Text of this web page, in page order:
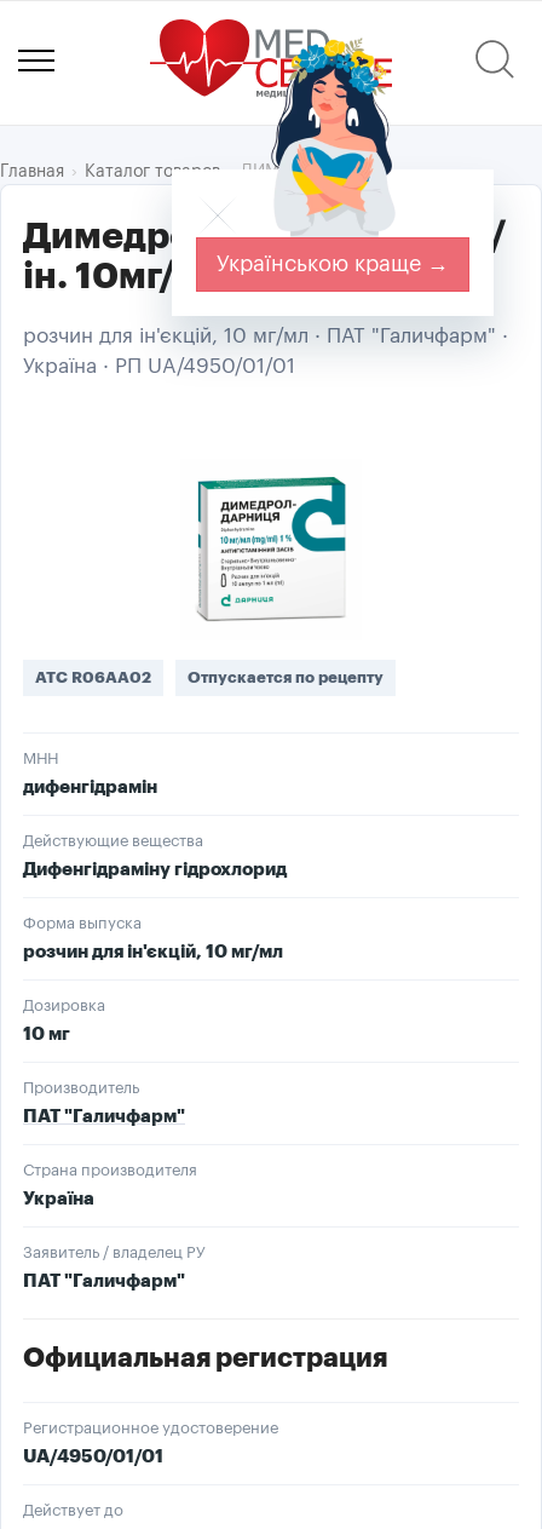
Главная Каталог товаров ДИМЕДРОЛ
Димедрол-Дарниця р-н д/
ін. 10мг/мл амп. 1мл №10
розчин для ін'єкцій, 10 мг/мл · ПАТ "Галичфарм" ·
Україна · РП UA/4950/01/01
ATC R06AA02 Отпускается по рецепту
МНН
дифенгідрамін
Действующие вещества
Дифенгідраміну гідрохлорид
Форма выпуска
розчин для ін'єкцій, 10 мг/мл
Дозировка
10 мг
Производитель
ПАТ "Галичфарм"
Страна производителя
Україна
Заявитель / владелец РУ
ПАТ "Галичфарм"
Официальная регистрация
Регистрационное удостоверение
UA/4950/01/01
Действует до
Українською краще →